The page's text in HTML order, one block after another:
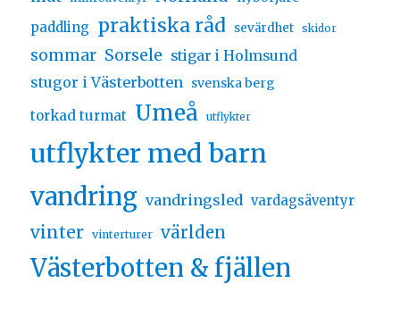
paddling
praktiska råd sevärdhet skidor
sommar Sorsele stigar i Holmsund
stugor i Västerbotten
svenska berg
torkad turmat Umeå utflykter
utflykter med barn
vandring vandringsled vardagsäventyr
vinter vinterturer världen
Västerbotten & fjällen